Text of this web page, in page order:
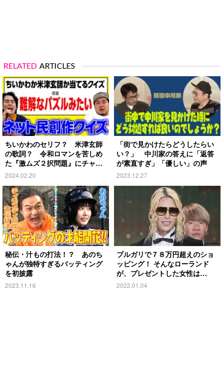
RELATED ARTICLES
ちいかわのセリフ？ 米津玄師
の歌詞？ 令和ロマンを苦しめ
た『激ムズ２択問題』にチャレ
ンジ
2024.02.20
「街で見かけたらどうしたらい
い？」 中川家の答えに「返答
が素直すぎ」「優しい」の声
2023.12.27
秘伝・汁もの打法！？ あのち
ゃんが独特すぎるバッティング
を初披露
2023.11.16
ブルガリで７８万円超えのショ
ッピング！ そんなローランド
が、プレゼントした女性は…
2022.01.04